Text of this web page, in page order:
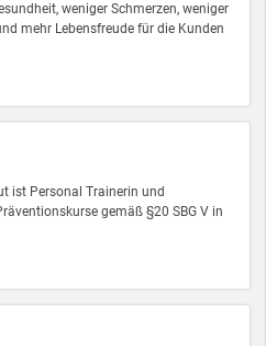
weniger Schmerzen, weniger
mehr Lebensfreude für die Kunden
ist Personal Trainerin und
gemäß §20 SBG V in